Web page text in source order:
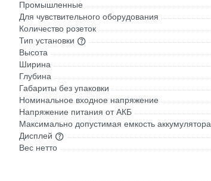
Промышленные
Для чувствительного оборудования
Количество розеток
Тип установки
Высота
Ширина
Глубина
Габариты без упаковки
Номинальное входное напряжение
Напряжение питания от АКБ
Максимально допустимая емкость аккумулятора
Дисплей
Вес нетто